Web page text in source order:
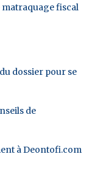
fiscal
dossier pour se
de
à Deontofi.com